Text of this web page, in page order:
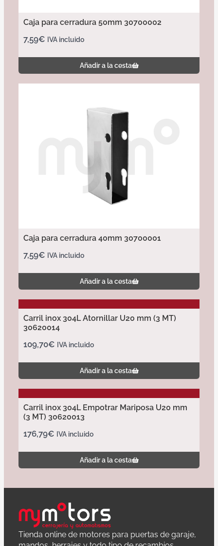
Caja para cerradura 50mm 30700002
7,59€ IVA incluido
Añadir a la cesta
Caja para cerradura 40mm 30700001
7,59€ IVA incluido
Añadir a la cesta
Carril inox 304L Atornillar U20 mm (3 MT)
30620014
109,70€ IVA incluido
Añadir a la cesta
Carril inox 304L Empotrar Mariposa U20 mm
(3 MT) 30620013
176,79€ IVA incluido
Añadir a la cesta
Tienda online de motores para puertas de garaje,